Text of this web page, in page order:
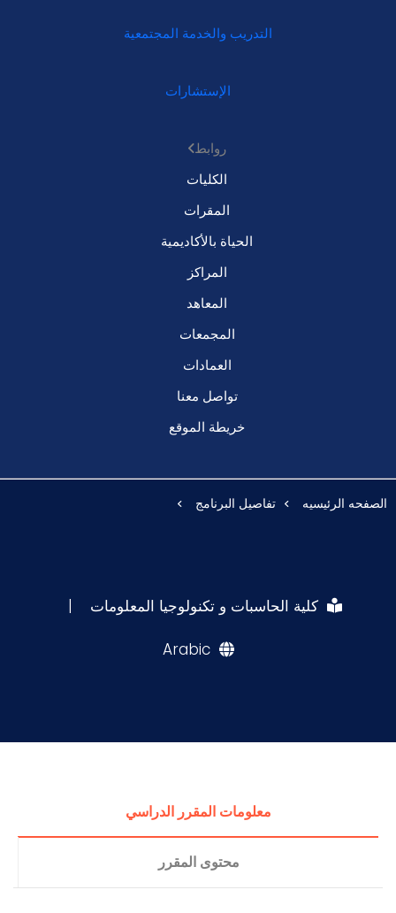
التدريب والخدمة المجتمعية
الإستشارات
روابط
الكليات
المقرات
الحياة بالأكاديمية
المراكز
المعاهد
المجمعات
العمادات
تواصل معنا
خريطة الموقع
الصفحه الرئيسيه تفاصيل البرنامج
كلية الحاسبات و تكنولوجيا المعلومات |
Arabic
معلومات المقرر الدراسي
محتوى المقرر